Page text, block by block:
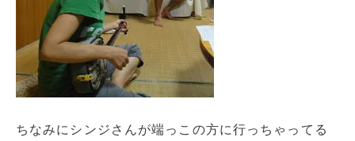
ちなみにシンジさんが端っこの方に行っちゃってる